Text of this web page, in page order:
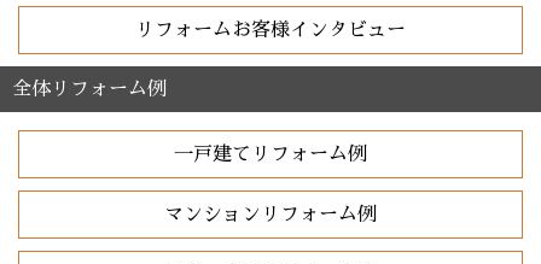
リフォームお客様インタビュー
全体リフォーム例
一戸建てリフォーム例
マンションリフォーム例